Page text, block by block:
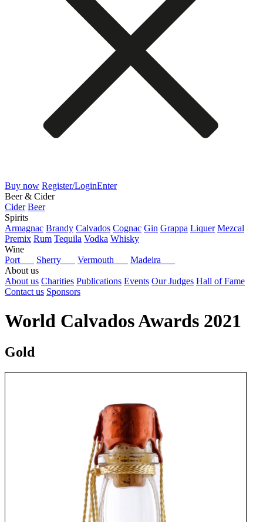
Buy now Register/LoginEnter
Beer & Cider
Cider Beer
Spirits
Armagnac Brandy Calvados Cognac Gin Grappa Liquer Mezcal
Premix Rum Tequila Vodka Whisky
Wine
Port
Sherry Vermouth
Madeira
About us
About us Charities Publications Events Our Judges Hall of Fame
Contact us Sponsors
World Calvados Awards 2021
Gold